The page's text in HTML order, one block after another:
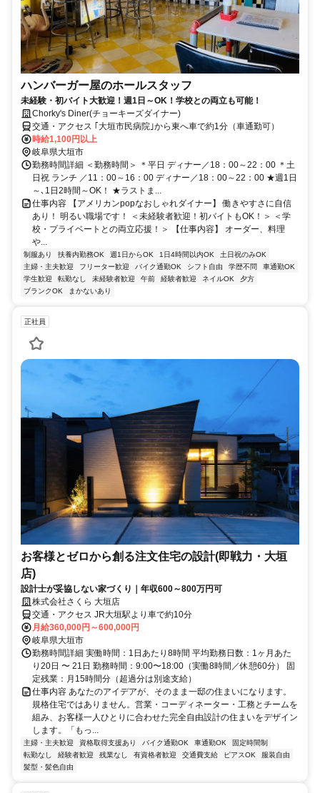
ハンバーガー屋のホールスタッフ
未経験・初バイト大歓迎！週1日～OK！学校との両立も可能！
Chorky's Diner(チョーキーズダイナー)
交通・アクセス ｢大垣市民病院｣から東へ車で約1分（車通勤可）
時給1,100円以上
岐阜県大垣市
勤務時間詳細 ＜勤務時間＞ ＊平日 ディナー／18：00～22：00 ＊土
日祝 ランチ ／11：00～16：00 ディナー／18：00～22：00 ★週1日
～､1日2時間～OK！ ★ラストま...
仕事内容 【アメリカンpopなおしゃれダイナー】 働きやすさに自信
あり！ 明るい職場です！ ＜未経験者歓迎！初バイトもOK！＞ ＜学
校・プライベートとの両立応援！＞ 【仕事内容】 オーダー、料理
や...
制服あり 扶養内勤務OK 週1日からOK 1日4時間以内OK
土日祝のみOK
主婦・主夫歓迎
フリーター歓迎 バイク通勤OK シフト自由 学歴不問
車通勤OK
学生歓迎
転勤なし 未経験者歓迎 午前 経験者歓迎 ネイルOK
夕方
ブランクOK
まかないあり
正社員
お客様とゼロから創る注文住宅の設計(即戦力・大垣
店)
設計士が妥協しない家づくり｜年収600～800万円可
株式会社さくら 大垣店
交通・アクセス JR大垣駅より車で約10分
月給360,000円～600,000円
岐阜県大垣市
勤務時間詳細 実働時間：1日あたり8時間 平均勤務日数：1ヶ月あた
り20日 〜 21日 勤務時間：9:00〜18:00（実働8時間／休憩60分） 固
定残業：月15時間分（超過分は別途支給）
仕事内容 あなたのアイデアが、そのまま一邸の住まいになります。
規格住宅ではありません。営業・コーディネーター・工務とチームを
組み、お客様一人ひとりに合わせた完全自由設計の住まいをデザイン
します。「もっ...
主婦・主夫歓迎 資格取得支援あり バイク通勤OK 車通勤OK
固定時間制
転勤なし
経験者歓迎 残業なし 有資格者歓迎 交通費支給 ピアスOK
服装自由
髪型・髪色自由